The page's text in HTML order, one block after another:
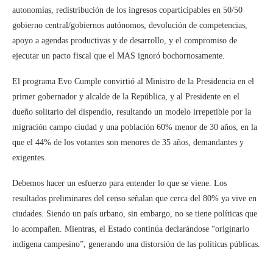
autonomías, redistribución de los ingresos coparticipables en 50/50
gobierno central/gobiernos autónomos, devolución de competencias,
apoyo a agendas productivas y de desarrollo, y el compromiso de
ejecutar un pacto fiscal que el MAS ignoró bochornosamente.
El programa Evo Cumple convirtió al Ministro de la Presidencia en el
primer gobernador y alcalde de la República, y al Presidente en el
dueño solitario del dispendio, resultando un modelo irrepetible por la
migración campo ciudad y una población 60% menor de 30 años, en la
que el 44% de los votantes son menores de 35 años, demandantes y
exigentes.
Debemos hacer un esfuerzo para entender lo que se viene. Los
resultados preliminares del censo señalan que cerca del 80% ya vive en
ciudades. Siendo un país urbano, sin embargo, no se tiene políticas que
lo acompañen. Mientras, el Estado continúa declarándose “originario
indígena campesino”, generando una distorsión de las políticas públicas.